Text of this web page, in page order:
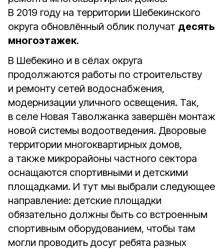
В 2019 году на территории Шебекинского
округа обновлённый облик получат десять
многоэтажек.
В Шебекино и в сёлах округа
продолжаются работы по строительству
и ремонту сетей водоснабжения,
модернизации уличного освещения. Так,
в селе Новая Таволжанка завершён монтаж
новой системы водоотведения. Дворовые
территории многоквартирных домов,
а также микрорайоны частного сектора
оснащаются спортивными и детскими
площадками. И тут мы выбрали следующее
направление: детские площадки
обязательно должны быть со встроенным
спортивным оборудованием, чтобы там
могли проводить досуг ребята разных